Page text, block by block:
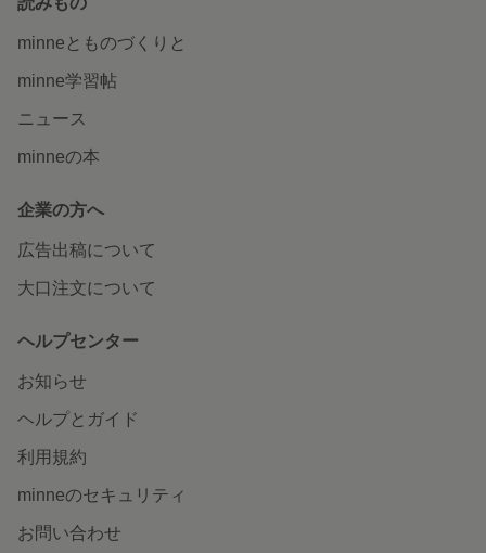
minneとものづくりと
minne学習帖
ニュース
minneの本
企業の方へ
広告出稿について
大口注文について
ヘルプセンター
お知らせ
ヘルプとガイド
利用規約
minneのセキュリティ
お問い合わせ